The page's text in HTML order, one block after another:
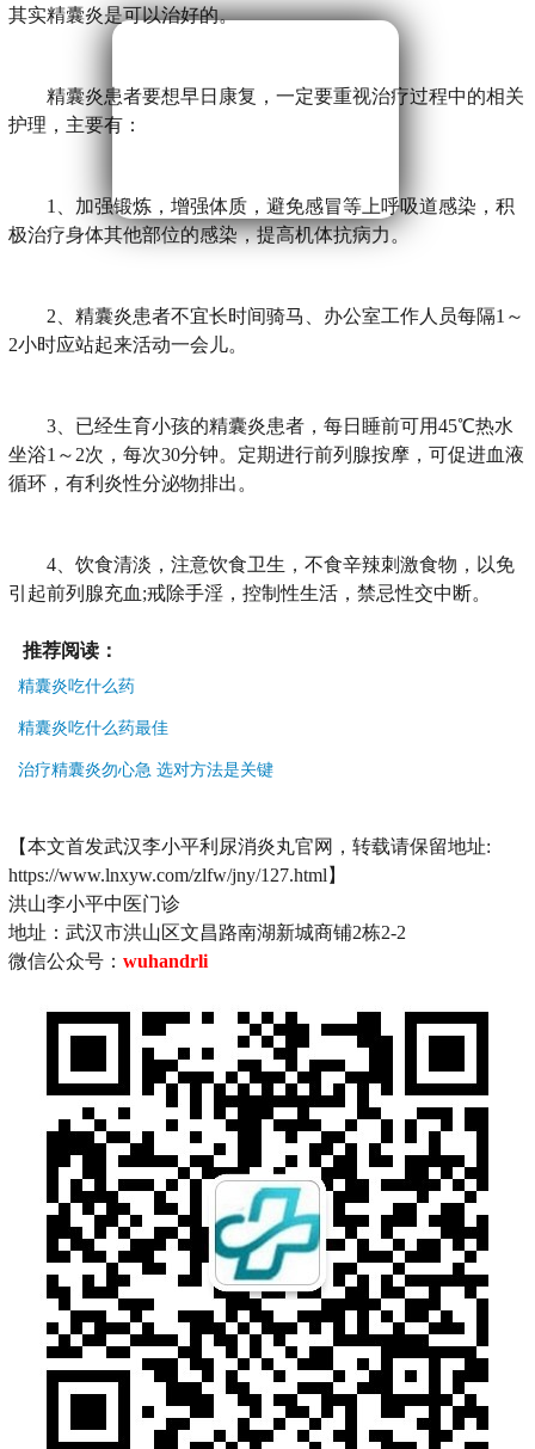
其实精囊炎是可以治好的。
精囊炎患者要想早日康复，一定要重视治疗过程中的相关
护理，主要有：
1、加强锻炼，增强体质，避免感冒等上呼吸道感染，积
极治疗身体其他部位的感染，提高机体抗病力。
2、精囊炎患者不宜长时间骑马、办公室工作人员每隔1～
2小时应站起来活动一会儿。
3、已经生育小孩的精囊炎患者，每日睡前可用45℃热水
坐浴1～2次，每次30分钟。定期进行前列腺按摩，可促进血液
循环，有利炎性分泌物排出。
4、饮食清淡，注意饮食卫生，不食辛辣刺激食物，以免
引起前列腺充血;戒除手淫，控制性生活，禁忌性交中断。
推荐阅读：
精囊炎吃什么药
精囊炎吃什么药最佳
治疗精囊炎勿心急 选对方法是关键
【本文首发武汉李小平利尿消炎丸官网，转载请保留地址:
https://www.lnxyw.com/zlfw/jny/127.html】
洪山李小平中医门诊
地址：武汉市洪山区文昌路南湖新城商铺2栋2-2
微信公众号： wuhandrli